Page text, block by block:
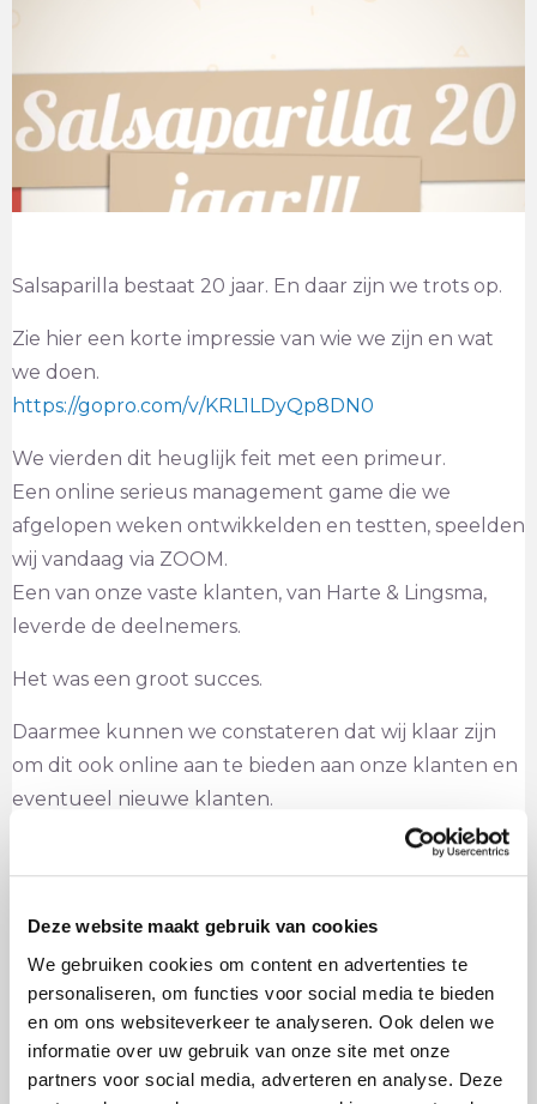
Deze website maakt gebruik van cookies
We gebruiken cookies om content en advertenties te
personaliseren, om functies voor social media te bieden
en om ons websiteverkeer te analyseren. Ook delen we
informatie over uw gebruik van onze site met onze
partners voor social media, adverteren en analyse. Deze
Salsaparilla bestaat 20 jaar. En daar zijn we trots op.
Zie hier een korte impressie van wie we zijn en wat
we doen.
https://gopro.com/v/KRL1LDyQp8DN0
We vierden dit heuglijk feit met een primeur.
Een online serieus management game die we
afgelopen weken ontwikkelden en testten, speelden
wij vandaag via ZOOM.
Een van onze vaste klanten, van Harte & Lingsma,
leverde de deelnemers.
Het was een groot succes.
Daarmee kunnen we constateren dat wij klaar zijn
om dit ook online aan te bieden aan onze klanten en
eventueel nieuwe klanten.
En we doen meer dan dat: Ook een bordspel over
met een nieuwe klant. Deze was meteen enthousiast
en heeft ons de opdracht gegund.
Deze tijd maakt dat we in de versnelling zijn
gekomen van online ontwerp en spelen en biedt
nieuwe kansen. Wij zijn daar enthousiast over en